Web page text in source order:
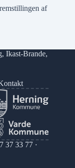
af
, Ikast-Brande,
37 33 77·